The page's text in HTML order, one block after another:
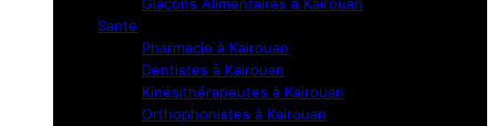
Sante
Pharmacie à Kairouan
Dentistes à Kairouan
Kinésithérapeutes à Kairouan
Orthophonistes à Kairouan